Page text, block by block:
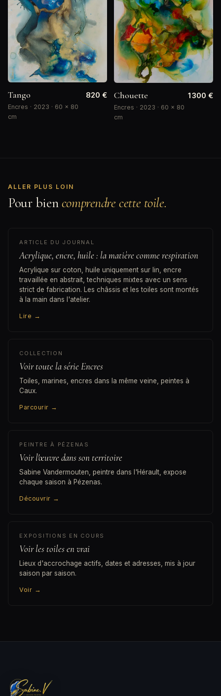
Tango
Encres · 2023 · 60 × 80
cm
820 € Chouette
Encres · 2023 · 60 × 80
cm
1 300 €
ALLER PLUS LOIN
Pour biencomprendre cette toile.
ARTICLE DU JOURNAL
Acrylique, encre, huile : la matière comme respiration
Acrylique sur coton, huile uniquement sur lin, encre
travaillée en abstrait, techniques mixtes avec un sens
strict de fabrication. Les châssis et les toiles sont montés
à la main dans l'atelier.
Lire →
COLLECTION
Voir toute la série Encres
Toiles, marines, encres dans la même veine, peintes à
Caux.
Parcourir →
PEINTRE À PÉZENAS
Voir l'œuvre dans son territoire
Sabine Vandermouten, peintre dans l'Hérault, expose
chaque saison à Pézenas.
Découvrir →
EXPOSITIONS EN COURS
Voir les toiles en vrai
Lieux d'accrochage actifs, dates et adresses, mis à jour
saison par saison.
Voir →